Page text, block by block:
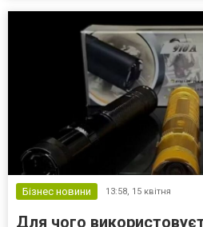
Бізнес новини 13:58, 15 квітня
Для чого